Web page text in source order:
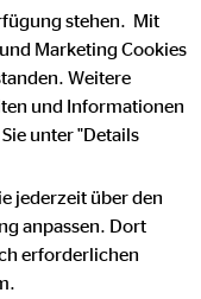
– genau das
Kolleginnen
stehen. Mit
Marketing Cookies
Weitere
und Informationen
unter "Details
jederzeit über den
anpassen. Dort
erforderlichen